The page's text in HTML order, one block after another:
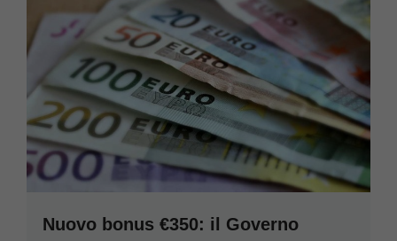
Nuovo bonus €350: il Governo